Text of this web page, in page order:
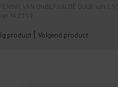
VAN ONBEPAALDE DUUR van
14,23%)
product Volgend product